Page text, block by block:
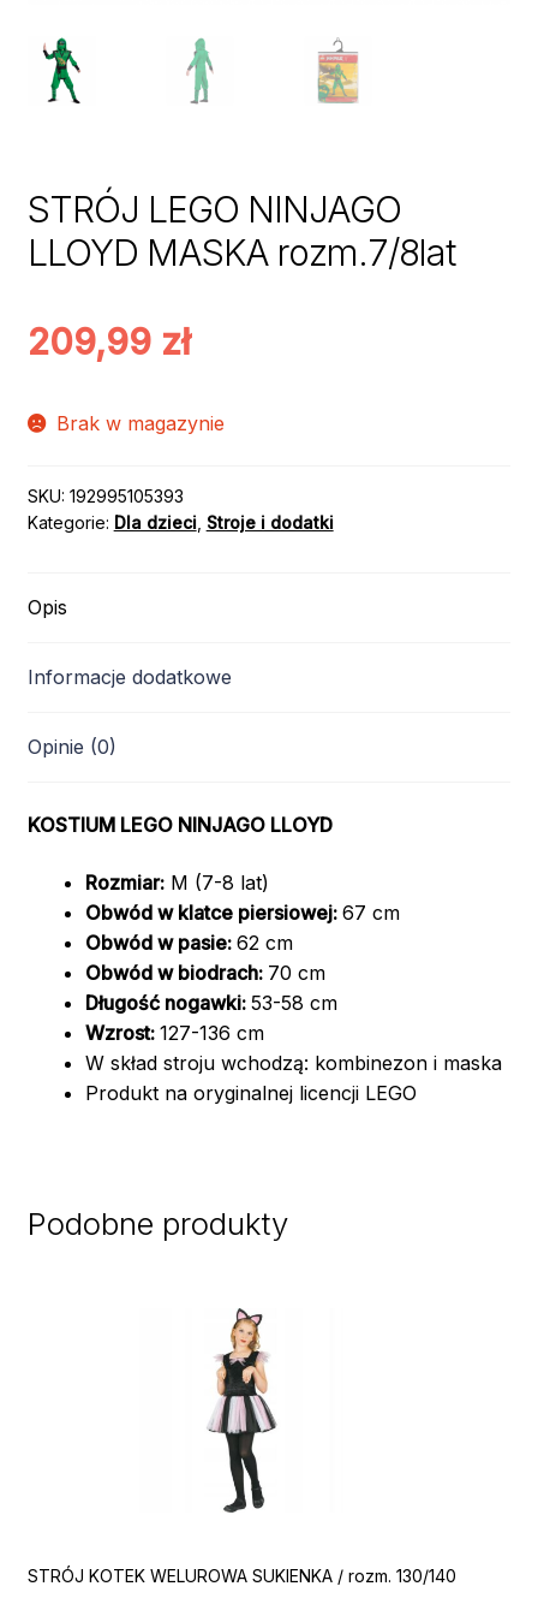
STRÓJ LEGO NINJAGO
LLOYD MASKA rozm.7/8lat
209,99 zł
Brak w magazynie
SKU: 192995105393
Kategorie: Dla dzieci, Stroje i dodatki
Opis
Informacje dodatkowe
Opinie (0)
KOSTIUM LEGO NINJAGO LLOYD
Rozmiar:M (7-8 lat)
Obwód w klatce piersiowej: 67 cm
Obwód w pasie: 62 cm
Obwód w biodrach: 70 cm
Długość nogawki: 53-58 cm
Wzrost: 127-136 cm
W skład stroju wchodzą: kombinezon i maska
Produkt na oryginalnej licencji LEGO
Podobne produkty
STRÓJ KOTEK WELUROWA SUKIENKA / rozm. 130/140